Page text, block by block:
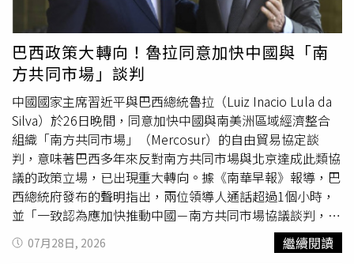
於2024年2月公布的1項調查，大多數病毒學界科學家也支
持這項看法。在接近3小時的聽證會結束時，保羅表示，他
將在國會推動進一步行動，以追究佛奇責任，並質疑任何總
統赦免是否能夠讓佛奇獲得完全豁免，「今天將成為佛奇在
美國國家衛生院40年，濫用權力行為的總結。」對此，中國
駐美國大使館29日發表聲明指出，新冠病毒起源追溯是1項
科學問題，應由科學家決定，並強調應維持以科學為基礎的
方法。中國大使館還引用世界衛生組織（WHO）與中國聯
合研究報告的結論。該報告在專家進行實地考察後認為，疫
情「極不可能」源於實驗室洩漏。大使館發言人指出：「相
關指控完全是抹黑與誹謗。在新冠病毒起源溯源問題上，我
們堅決反對一切形式的政治操弄。」
黑色休旅車駕駛則受輕傷，均送醫治療，暫無生命危險。消
防人員破壞車頂，救出受困者。（圖／消防局提供）警方表
示，張男持有合法駕照，並無無照駕駛情形，但因年逾70
歲，不排除突發身體不適導致失控，後續將配合檢方抽血檢
驗，確認是否涉及酒精、毒品反應或其他生理因素。由於事
故地點屬下坡大彎道，加上案發前曾降雨，路面濕滑，警方
也將一併調查車速、路況及駕駛操作等因素，以釐清真正肇
事原因。另遭擦撞的白色休旅車駕駛回憶，遭撞後才剛停靠
路邊，回頭就目睹肇事車衝進對向車道，引發連環撞擊，驚
悚畫面至今仍讓他餘悸猶存。
巴西政策大轉向！魯拉同意加快中國與「南
方共同市場」談判
中國國家主席習近平與巴西總統魯拉（Luiz Inacio Lula da
Silva）於26日晚間，同意加快中國與南美洲區域經濟整合
組織「南方共同市場」（Mercosur）的自由貿易協定談
判，意味著巴西多年來反對南方共同市場與北京達成此類協
議的政策立場，已出現重大轉向。據《南華早報》報導，巴
西總統府發布的聲明指出，兩位領導人通話超過1個小時，
並「一致認為應加快推動中國－南方共同市場協議談判，同
時納入必要的彈性安排。」聲明補充，兩國元首還討論了對
接兩國國家發展計畫，並再次確認將擴大在戰略及高科技領
07月28日, 2026 繼續閱讀